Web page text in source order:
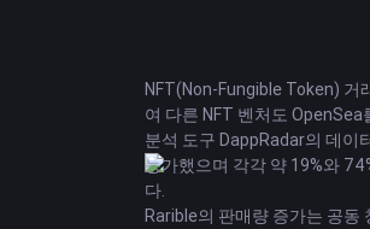
NFT(Non-Fungible Token) 거
여 다른 NFT 벤처도
분석 도구 DappRadar의 데이
능가했으며 각각 약 19%와
다.
Rarible의 판매량 증가는 공동